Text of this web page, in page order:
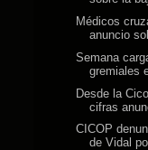
Médicos
anuncio
Semana
gremiales
Desde la
cifras
CICOP
de Vidal